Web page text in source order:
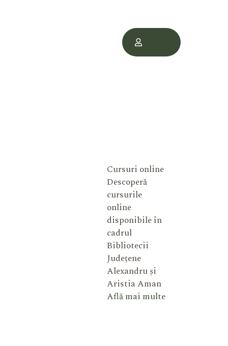
Cursuri online
Descoperă
cursurile
online
disponibile în
cadrul
Bibliotecii
Județene
Alexandru și
Aristia Aman
Află mai multe